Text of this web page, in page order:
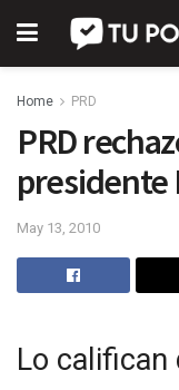
Home PRD
PRD
presidente
May 13, 2010
Lo califican